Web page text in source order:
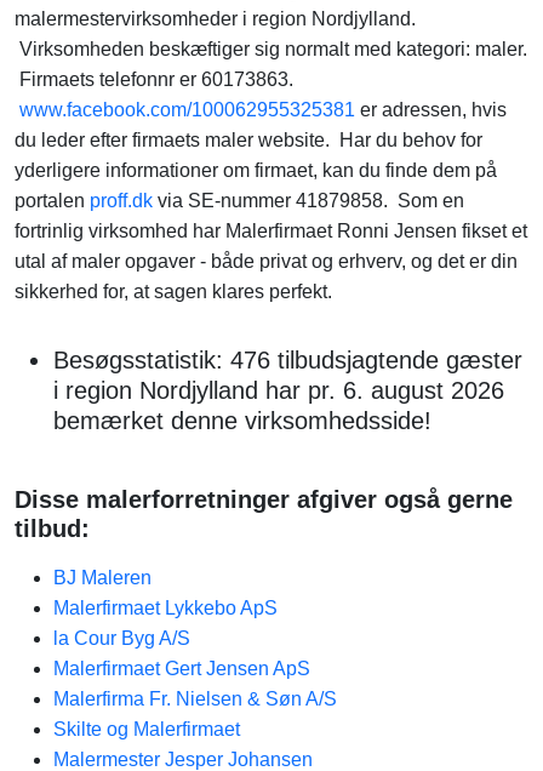
malermestervirksomheder i region Nordjylland.
Virksomheden beskæftiger sig normalt med kategori: maler.
Firmaets telefonnr er 60173863.
www.facebook.com/100062955325381 er adressen, hvis
du leder efter firmaets maler website. Har du behov for
yderligere informationer om firmaet, kan du finde dem på
portalen proff.dk via SE-nummer 41879858. Som en
fortrinlig virksomhed har Malerfirmaet Ronni Jensen fikset et
utal af maler opgaver - både privat og erhverv, og det er din
sikkerhed for, at sagen klares perfekt.
Besøgsstatistik: 476 tilbudsjagtende gæster
i region Nordjylland har pr. 6. august 2026
bemærket denne virksomhedsside!
Disse malerforretninger afgiver også gerne
tilbud:
BJ Maleren
Malerfirmaet Lykkebo ApS
la Cour Byg A/S
Malerfirmaet Gert Jensen ApS
Malerfirma Fr. Nielsen & Søn A/S
Skilte og Malerfirmaet
Malermester Jesper Johansen